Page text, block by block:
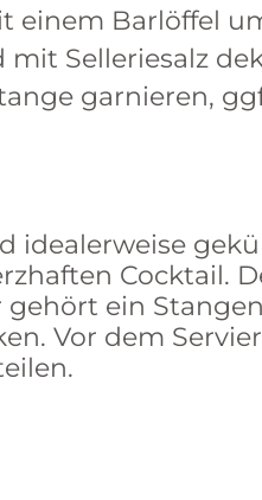
einem Barlöffel
mit Selleriesalz
garnieren,
idealerweise
Cocktail.
gehört ein
Vor dem